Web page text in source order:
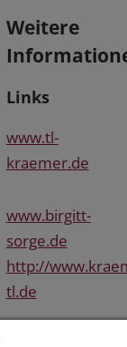
Weitere
Links
www.tl-
kraemer.de
www.birgitt-
sorge.de
http://
tl.de